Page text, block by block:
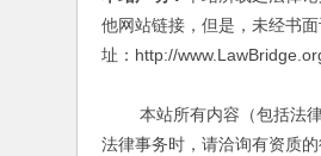
他网站链接，但是，未经书
址：http://www.LawBridge.org
本站所有内容（包括法律
法律事务时，请洽询有资质